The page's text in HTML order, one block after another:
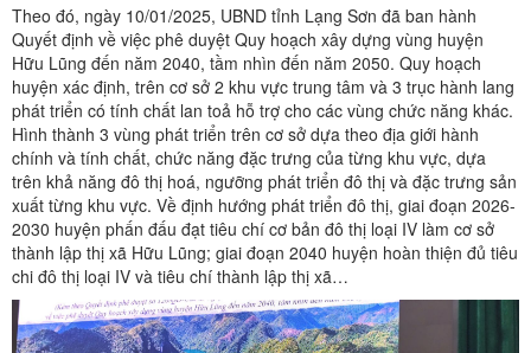
Theo đó, ngày 10/01/2025, UBND tỉnh Lạng Sơn đã ban hành
Quyết định về việc phê duyệt Quy hoạch xây dựng vùng huyện
Hữu Lũng đến năm 2040, tầm nhìn đến năm 2050. Quy hoạch
huyện xác định, trên cơ sở 2 khu vực trung tâm và 3 trục hành lang
phát triển có tính chất lan toả hỗ trợ cho các vùng chức năng khác.
Hình thành 3 vùng phát triển trên cơ sở dựa theo địa giới hành
chính và tính chất, chức năng đặc trưng của từng khu vực, dựa
trên khả năng đô thị hoá, ngưỡng phát triển đô thị và đặc trưng sản
xuất từng khu vực. Về định hướng phát triển đô thị, giai đoạn 2026-
2030 huyện phấn đấu đạt tiêu chí cơ bản đô thị loại IV làm cơ sở
thành lập thị xã Hữu Lũng; giai đoạn 2040 huyện hoàn thiện đủ tiêu
chi đô thị loại IV và tiêu chí thành lập thị xã…